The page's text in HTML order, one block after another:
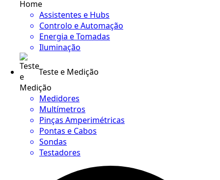
Assistentes e Hubs
Controlo e Automação
Energia e Tomadas
Iluminação
Teste e Medição
Medidores
Multímetros
Pinças Amperimétricas
Pontas e Cabos
Sondas
Testadores